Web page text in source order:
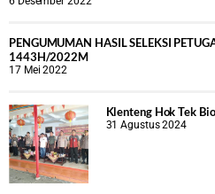
PENGUMUMAN HASIL SELEKSI
1443H/2022M
17 Mei 2022
Klenteng Hok Tek
31 Agustus 2024